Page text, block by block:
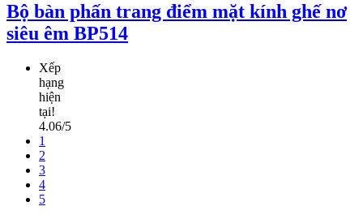
Bộ bàn phấn trang điểm mặt kính ghế nơ
siêu êm BP514
Xếp
hạng
hiện
tại!
4.06/5
1
2
3
4
5